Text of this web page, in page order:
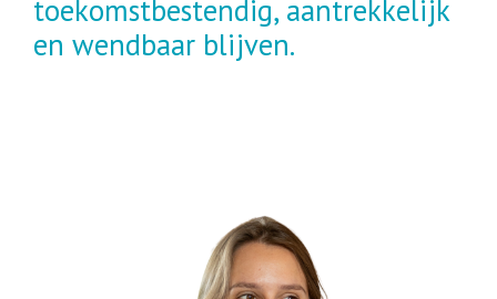
toekomstbestendig, aantrekkelijk
en wendbaar blijven.